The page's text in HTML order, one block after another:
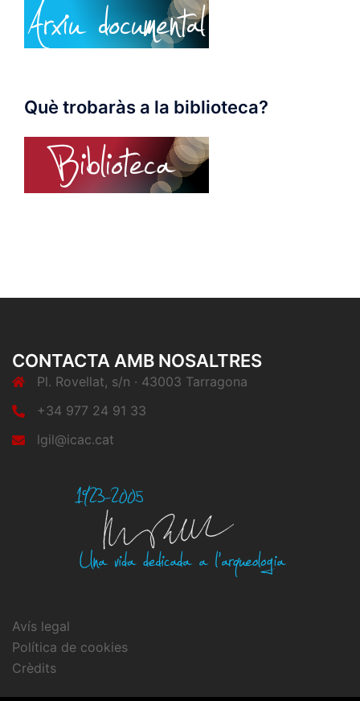
Què trobaràs a la biblioteca?
CONTACTA AMB NOSALTRES
Pl. Rovellat, s/n · 43003 Tarragona
+34 977 24 91 33
lgil@icac.cat
Avís legal
Política de cookies
Crèdits